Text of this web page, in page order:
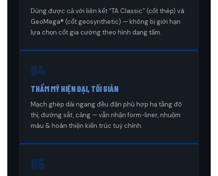
Dùng được cả với liên kết “TA Classic” (cốt thép) và
GeoMega® (cốt geosynthetic) — không bị giới hạn
lựa chọn cốt gia cường theo hình dạng tấm.
04
THẨM MỸ HIỆN ĐẠI, TỐI GIẢN
Mạch ghép dải ngang đều đặn phù hợp hạ tầng đô
thị, đường sắt, cảng — vẫn nhận form-liner, nhuộm
màu & hoàn thiện kiến trúc tuỳ chỉnh.
05